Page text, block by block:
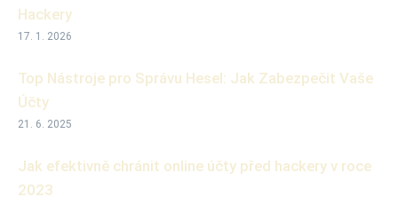
Hackery
17. 1. 2026
Top Nástroje pro Správu Hesel: Jak Zabezpečit Vaše
Účty
21. 6. 2025
Jak efektivně chránit online účty před hackery v roce
2023